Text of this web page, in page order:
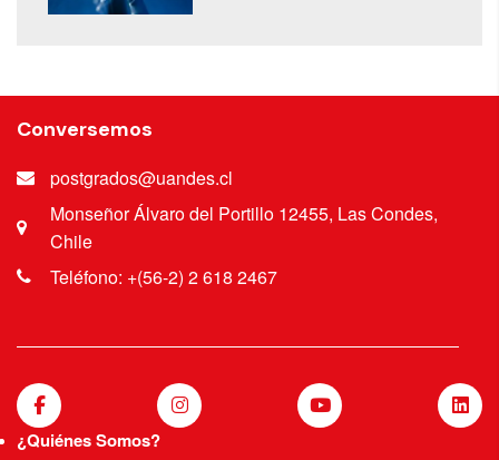
Conversemos
postgrados@uandes.cl
Monseñor Álvaro del Portillo 12455, Las Condes,
Chile
Teléfono: +(56-2) 2 618 2467
¿Quiénes Somos?